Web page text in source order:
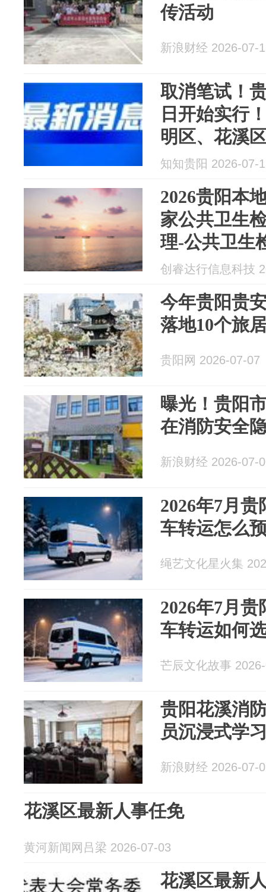
传活动
新浪财经 2026-07-
取消笔试！
日开始实行
明区、花溪
区、观山湖
阳、息烽均
知知贵阳 2026-07-
2026贵阳本
家公共卫生
理-公共卫生
告卫生许可
创睿达行信息科技
今年贵阳贵
落地10个旅
贵阳网 2026-07-07
曝光！贵阳
在消防安全
新浪财经 2026-07-
2026年7月
车转运怎么
绳艺文化星火集
2026年7月
车转运如何
芒辰文化故事
贵阳花溪消
员沉浸式学
新浪财经 2026-07-
花溪区最新人事任免
黄河新闻网吕梁 2026-07-03
花溪区最新